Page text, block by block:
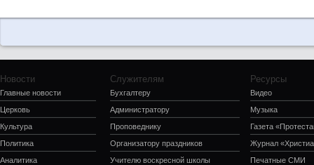
Новости
Главные новости
Церковь
Культура
Политика
Аналитика
Служителям
Бухгалтеру
Администратору
Проповеднику
Организатору праздников
Учителю воскресной школы
Ресурсы
Видео
Музыка
Газета
Журнал
Печатные СМИ